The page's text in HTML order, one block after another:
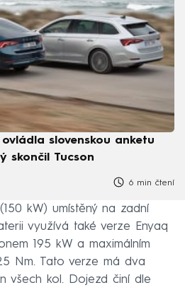
slovenskou anketu
skončil Tucson
6 min čtení
kW) umístěný na zadní
využívá také verze Enyaq
195 kW a maximálním
Nm. Tato verze má dva
všech kol. Dojezd činí dle